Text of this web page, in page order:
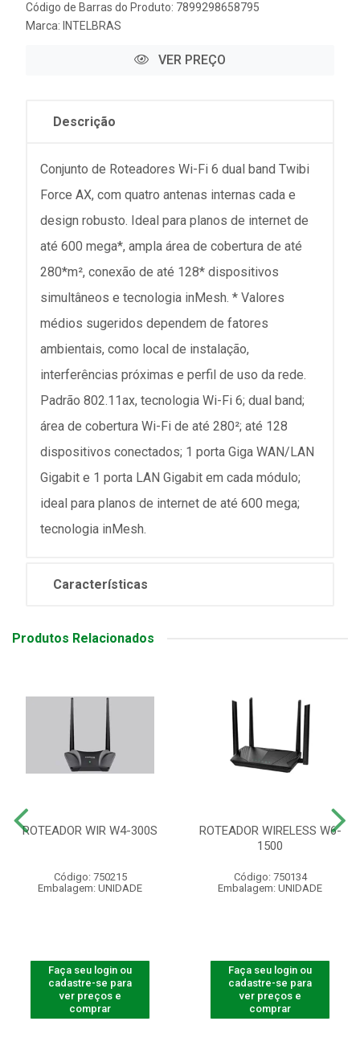
Código de Barras do Produto: 7899298658795
Marca: INTELBRAS
VER PREÇO
Descrição
Conjunto de Roteadores Wi-Fi 6 dual band Twibi
Force AX, com quatro antenas internas cada e
design robusto. Ideal para planos de internet de
até 600 mega*, ampla área de cobertura de até
280*m², conexão de até 128* dispositivos
simultâneos e tecnologia inMesh. * Valores
médios sugeridos dependem de fatores
ambientais, como local de instalação,
interferências próximas e perfil de uso da rede.
Padrão 802.11ax, tecnologia Wi-Fi 6; dual band;
área de cobertura Wi-Fi de até 280²; até 128
dispositivos conectados; 1 porta Giga WAN/LAN
Gigabit e 1 porta LAN Gigabit em cada módulo;
ideal para planos de internet de até 600 mega;
tecnologia inMesh.
Características
Produtos Relacionados
ROTEADOR WIR W4-300S
Código: 750215
Embalagem: UNIDADE
Faça seu login ou
cadastre-se para
ver preços e
comprar
ROTEADOR WIRELESS W6-
1500
Código: 750134
Embalagem: UNIDADE
Faça seu login ou
cadastre-se para
ver preços e
comprar